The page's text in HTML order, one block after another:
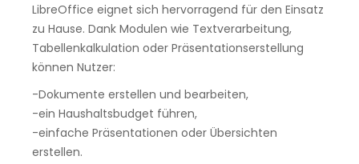
LibreOffice eignet sich hervorragend für den Einsatz
zu Hause. Dank Modulen wie Textverarbeitung,
Tabellenkalkulation oder Präsentationserstellung
können Nutzer:
-Dokumente erstellen und bearbeiten,
-ein Haushaltsbudget führen,
-einfache Präsentationen oder Übersichten
erstellen.